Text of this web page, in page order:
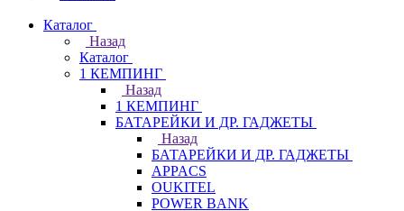
Каталог
Назад
Каталог
1 КЕМПИНГ
Назад
1 КЕМПИНГ
БАТАРЕЙКИ И ДР. ГАДЖЕТЫ
Назад
БАТАРЕЙКИ И ДР. ГАДЖЕТЫ
APPACS
OUKITEL
POWER BANK